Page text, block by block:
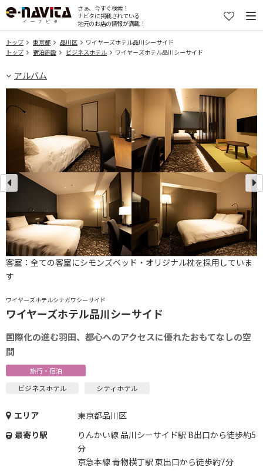
さぁ、今すぐ検索！
ナビタに掲載されている
地元のお店の情報が満載！
トップ 東京都 品川区
ワイヤーズホテル品川シーサイド
トップ
宿泊施設 ビジネスホテル ワイヤーズホテル品川シーサイド
アルバム
ワイヤーズホテルシナガワシーサイド
ワイヤーズホテル品川シーサイド
国際化の進む羽田、都心へのアクセスに優れたおもてなしの空
間
旅行・宿泊
ビジネスホテル シティホテル
エリア
東京都品川区
最寄り駅
りんかい線 品川シーサイド駅 B出口から徒歩約5
分
京急本線 青物横丁駅 東出口から徒歩約7分
客室：全ての客室にシモンズベッド・オリジナル枕を採用していま
す